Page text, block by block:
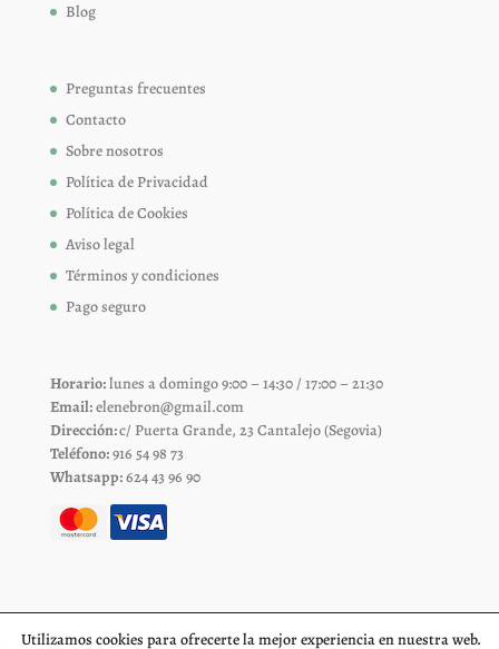
Blog
Preguntas frecuentes
Contacto
Sobre nosotros
Política de Privacidad
Política de Cookies
Aviso legal
Términos y condiciones
Pago seguro
Horario:lunes a domingo 9:00 – 14:30 / 17:00 – 21:30
Email:elenebron@gmail.com
Dirección:c/ Puerta Grande, 23 Cantalejo (Segovia)
Teléfono:916 54 98 73
Whatsapp:624 43 96 90
Utilizamos cookies para ofrecerte la mejor experiencia en nuestra web.